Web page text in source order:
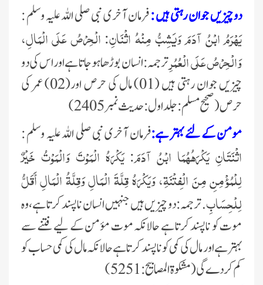
دو چیزیں جوان رہتی ہیں :فرمان آخری نبیصلی اللہ علیہ وسلم:
يَهْرَمُ ابْنُ آدَمَ وَيَشِبُّ مِنْهُ اثْنَانِ: الْحِرْصُ عَلَى الْمَالِ،
وَالْحِرْصُ عَلَى الْعُمُرِترجمہ: انسان بوڑھاہوجاتا ہے اور اس کی دو
چیزیں جوان رہتی ہیں (01) مال کی حرص اور(02) عمر کی
حرص (صحیح مسلم:جلد اول:حدیث نمبر 2405)
مومن کے لئے بہتر ہے:فرمان آخری نبیصلی اللہ علیہ وسلم:
اثْنَتَانِ يَكْرَهُهُمَا ابْنُ آدَمَ: يَكْرَهُ الْمَوْتَ وَالْمَوْتُ خَيْرٌ
لِلْمُؤْمِنِ مِنَ الْفِتْنَةِ، وَيَكْرَهُ قِلَّةَ الْمَالِ وَقِلَّةُ الْمَالِ أَقَلُّ
لِلْحِسَابِ. ترجمہ:دو چیزیں ہیں جنہیں انسان ناپسند کرتا ہے،وہ
موت کو ناپسند کرتا ہے حالانکہ موت مؤمن کے لیے فتنے سے
بہتر ہے اور مال کی کمی کو ناپسند کرتا ہے حالانکہ مال کی کمی حساب کو
کم کردے گی(مشکوۃ المصابیح:5251)